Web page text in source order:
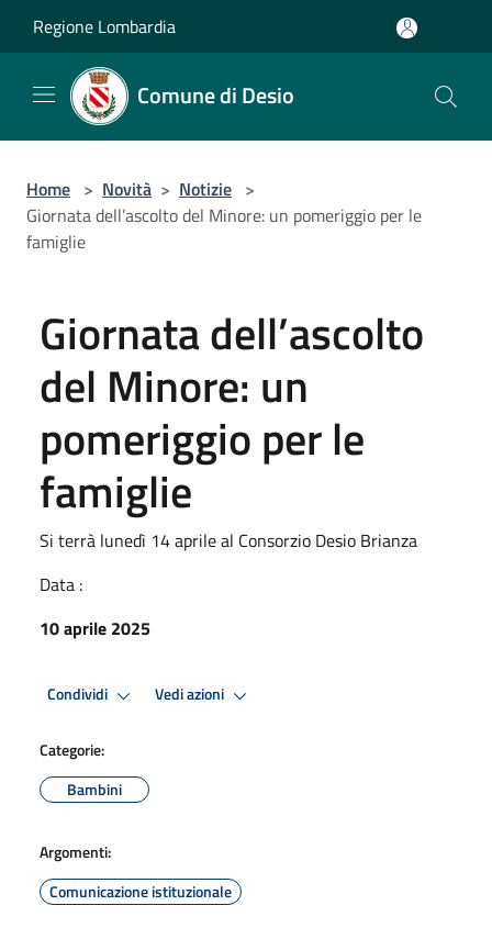
Regione Lombardia
Comune di Desio
Home > Novità > Notizie >
Giornata dell’ascolto del Minore: un pomeriggio per le
famiglie
Giornata dell’ascolto
del Minore: un
pomeriggio per le
famiglie
Si terrà lunedì 14 aprile al Consorzio Desio Brianza
Data :
10 aprile 2025
Condividi Vedi azioni
Categorie:
Bambini
Argomenti:
Comunicazione istituzionale